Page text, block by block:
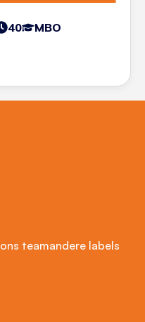
40
MBO
ons teamandere labels